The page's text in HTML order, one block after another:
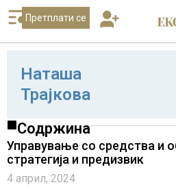
Претплати се
Наташа
Трајкова
Содржина
Управување со средства и
стратегија и предизвик
4 април, 2024